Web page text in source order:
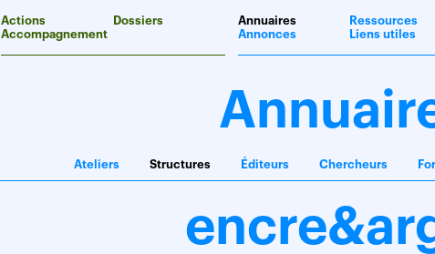
Actions
Accompagnement
Dossiers
Annuaires
Annonces
Ressources
Liens utiles
Ateliers Structures Éditeurs Chercheurs